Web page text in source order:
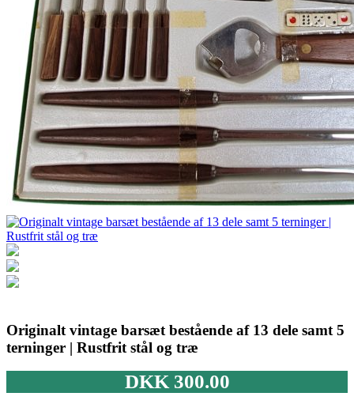
Originalt vintage barsæt bestående af 13 dele samt 5
terninger | Rustfrit stål og træ
DKK300.00